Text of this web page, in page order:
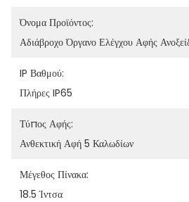
Όνομα Προϊόντος:
Αδιάβροχο Όργανο Ελέγχου Αφής
IP Βαθμού:
Πλήρες IP65
Τύπος Αφής:
Ανθεκτική Αφή 5 Καλωδίων
Μέγεθος Πίνακα:
18.5 Ίντσα